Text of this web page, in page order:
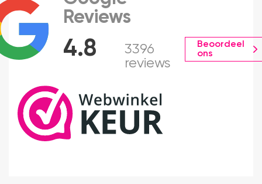
4.8
Reviews
3396
reviews
Beoordeel
ons